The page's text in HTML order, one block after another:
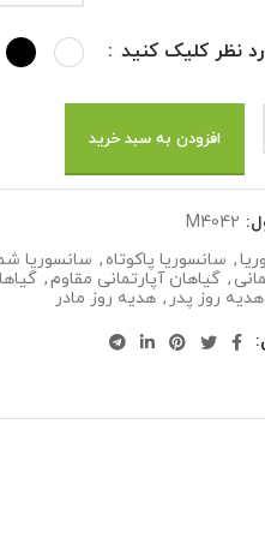
نظر کلیک کنید
افزودن به سبد خرید
M4042
, سانسوریا پاکوتاه , سانسوریا
, گیاهان آپارتمانی مقاوم,
هدیه روز پدر , هدیه روز مادر